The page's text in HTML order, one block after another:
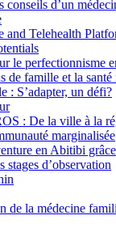
conseils d’un
and Telehealth
le perfectionnisme
de famille et la santé
: S’adapter, un défi?
: De la ville à la
marginalisée
en Abitibi
stages d’observation
de la médecine